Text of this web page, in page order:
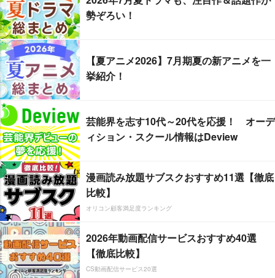
勢ぞろい！
【夏アニメ2026】7月期夏の新アニメを一
挙紹介！
芸能界を志す10代～20代を応援！ オーデ
ィション・スクール情報はDeview
漫画読み放題サブスクおすすめ11選【徹底
比較】
オリコン顧客満足度ランキング
2026年動画配信サービスおすすめ40選
【徹底比較】
CS動画配信サービス20選